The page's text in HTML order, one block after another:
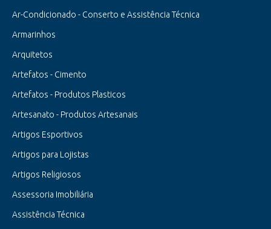
Ar-Condicionado - Conserto e Assistência Técnica
Armarinhos
Arquitetos
Artefatos - Cimento
Artefatos - Produtos Plasticos
Artesanato - Produtos Artesanais
Artigos Esportivos
Artigos para Lojistas
Artigos Religiosos
Assessoria Imobiliária
Assistência Técnica